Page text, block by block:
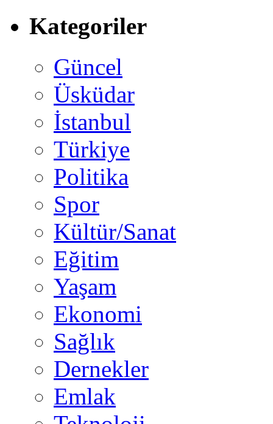
Kategoriler
Güncel
Üsküdar
İstanbul
Türkiye
Politika
Spor
Kültür/Sanat
Eğitim
Yaşam
Ekonomi
Sağlık
Dernekler
Emlak